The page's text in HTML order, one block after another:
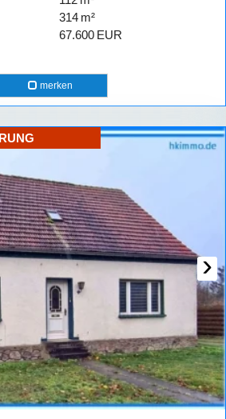
314 m²
67.600 EUR
merken
›